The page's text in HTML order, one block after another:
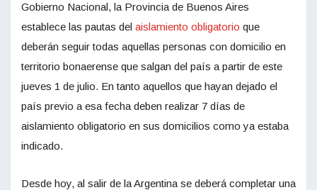
Gobierno Nacional, la Provincia de Buenos Aires
establece las pautas del aislamiento obligatorio que
deberán seguir todas aquellas personas con domicilio en
territorio bonaerense que salgan del país a partir de este
jueves 1 de julio. En tanto aquellos que hayan dejado el
país previo a esa fecha deben realizar 7 días de
aislamiento obligatorio en sus domicilios como ya estaba
indicado.
Desde hoy, al salir de la Argentina se deberá completar una